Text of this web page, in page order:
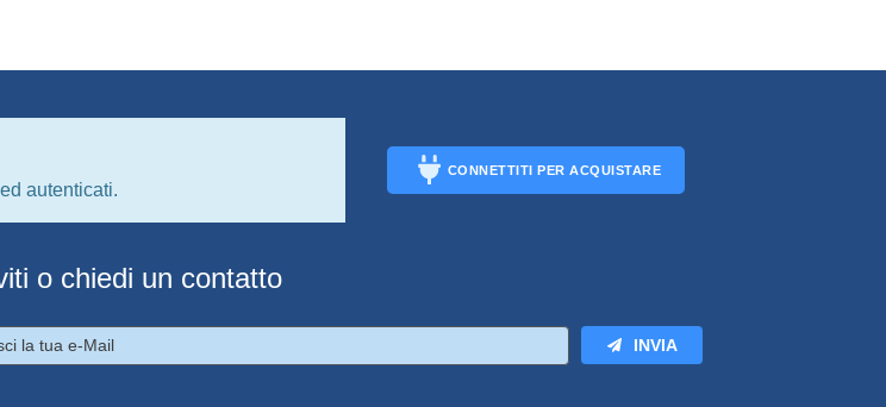
autenticati.
CONNETTITI PER ACQUISTARE
o chiedi un contatto
INVIA